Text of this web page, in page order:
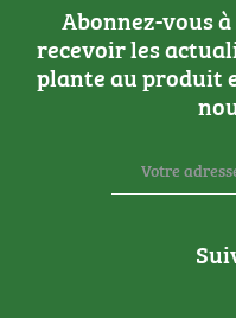
Abonnez-vous
recevoir les
plante au produit